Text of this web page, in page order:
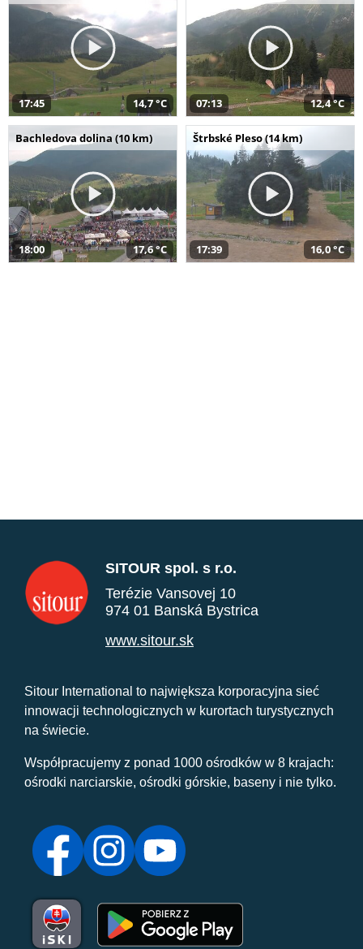
17:45 14,7 °C 07:13 12,4 °C
Bachledova dolina (10 km)
18:00 17,6 °C
Štrbské Pleso (14 km)
17:39 16,0 °C
SITOUR spol. s r.o.
Terézie Vansovej 10
974 01 Banská Bystrica
www.sitour.sk
Sitour International to największa korporacyjna sieć
innowacji technologicznych w kurortach turystycznych
na świecie.
Współpracujemy z ponad 1000 ośrodków w 8 krajach:
ośrodki narciarskie, ośrodki górskie, baseny i nie tylko.